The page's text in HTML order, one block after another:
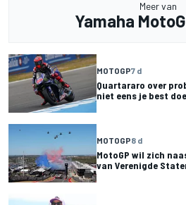
Meer van
Yamaha
MOTOGP7 d
Quartararo over
niet eens je best
MOTOGP8 d
MotoGP wil zich
van Verenigde